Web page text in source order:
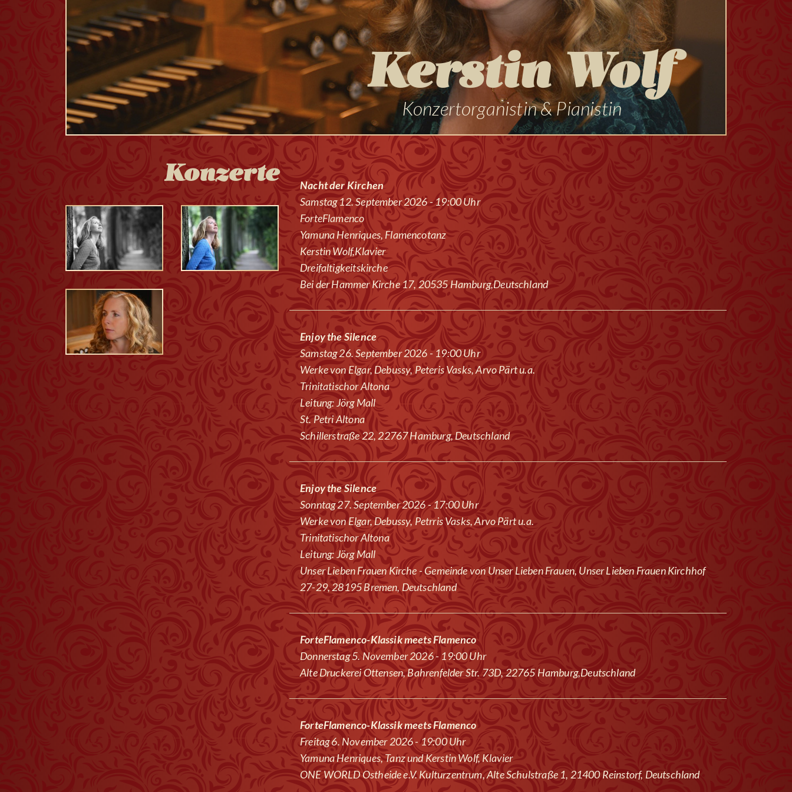
Kerstin Wolf
Konzertorganistin & Pianistin
Konzerte
Nacht der Kirchen
Samstag 12. September 2026 - 19:00 Uhr
ForteFlamenco
Yamuna Henriques, Flamencotanz
Kerstin Wolf,Klavier
Dreifaltigkeitskirche
Bei der Hammer Kirche 17, 20535 Hamburg,Deutschland
Enjoy the Silence
Samstag 26. September 2026 - 19:00 Uhr
Werke von Elgar, Debussy, Peteris Vasks, Arvo Pärt u.a.
Trinitatischor Altona
Leitung: Jörg Mall
St. Petri Altona
Schillerstraße 22, 22767 Hamburg, Deutschland
Enjoy the Silence
Sonntag 27. September 2026 - 17:00 Uhr
Werke von Elgar, Debussy, Petrris Vasks, Arvo Pärt u.a.
Trinitatischor Altona
Leitung: Jörg Mall
Unser Lieben Frauen Kirche - Gemeinde von Unser Lieben Frauen, Unser Lieben Frauen Kirchhof
27-29, 28195 Bremen, Deutschland
ForteFlamenco-Klassik meets Flamenco
Donnerstag 5. November 2026 - 19:00 Uhr
Alte Druckerei Ottensen, Bahrenfelder Str. 73D, 22765 Hamburg,Deutschland
ForteFlamenco-Klassik meets Flamenco
Freitag 6. November 2026 - 19:00 Uhr
Yamuna Henriques, Tanz und Kerstin Wolf, Klavier
ONE WORLD Ostheide e.V. Kulturzentrum, Alte Schulstraße 1, 21400 Reinstorf, Deutschland